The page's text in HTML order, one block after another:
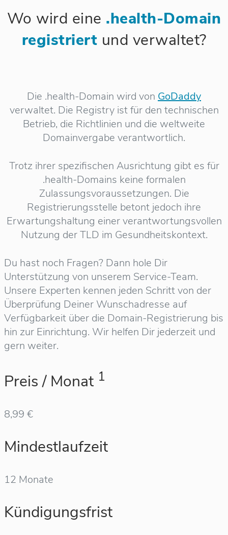
Wo wird eine .health-Domain
registriert und verwaltet?
Die .health-Domain wird von GoDaddy
verwaltet. Die Registry ist für den technischen
Betrieb, die Richtlinien und die weltweite
Domainvergabe verantwortlich.
Trotz ihrer spezifischen Ausrichtung gibt es für
.health-Domains keine formalen
Zulassungsvoraussetzungen. Die
Registrierungsstelle betont jedoch ihre
Erwartungshaltung einer verantwortungsvollen
Nutzung der TLD im Gesundheitskontext.
Du hast noch Fragen? Dann hole Dir
Unterstützung von unserem Service-Team.
Unsere Experten kennen jeden Schritt von der
Überprüfung Deiner Wunschadresse auf
Verfügbarkeit über die Domain-Registrierung bis
hin zur Einrichtung. Wir helfen Dir jederzeit und
gern weiter.
Preis / Monat 1
8,99 €
Mindestlaufzeit
12 Monate
Kündigungsfrist